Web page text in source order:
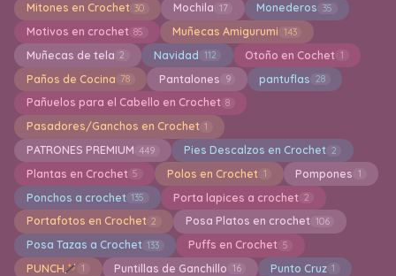
Mitones en Crochet 30 Mochila 17 Monederos 35
Motivos en crochet 85 Muñecas Amigurumi 143
Muñecas de tela 2 Navidad 112 Otoño en Cochet 1
Paños de Cocina 78 Pantalones 9 pantuflas 28
Pañuelos para el Cabello en Crochet 8
Pasadores/Ganchos en Crochet 1
PATRONES PREMIUM 449 Pies Descalzos en Crochet 2
Plantas en Crochet 5 Polos en Crochet 1 Pompones 1
Ponchos a crochet 135 Porta lapices a crochet 2
Portafotos en Crochet 2 Posa Platos en crochet 106
Posa Tazas a Crochet 133 Puffs en Crochet 5
PUNCH 1 Puntillas de Ganchillo 16 Punto Cruz 1